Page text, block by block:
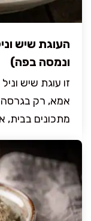
העוגת שיש
ונמסה בפה)
זו עוגת שיש
אמא, רק בגרסה
מתכונים בבית,